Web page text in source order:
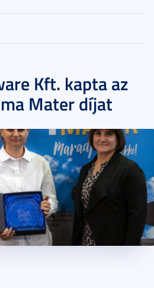
Kft. kapta az
Mater díjat